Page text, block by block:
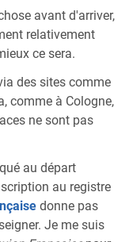
avant d'arriver,
relativement
ce sera.
des sites comme
comme à Cologne,
ne sont pas
au départ
au registre
donne pas
Je me suis